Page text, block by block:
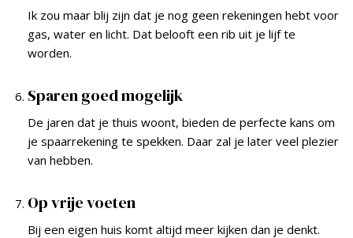
Ik zou maar blij zijn dat je nog geen rekeningen hebt voor
gas, water en licht. Dat belooft een rib uit je lijf te
worden.
Sparen goed mogelijk
De jaren dat je thuis woont, bieden de perfecte kans om
je spaarrekening te spekken. Daar zal je later veel plezier
van hebben.
Op vrije voeten
Bij een eigen huis komt altijd meer kijken dan je denkt.